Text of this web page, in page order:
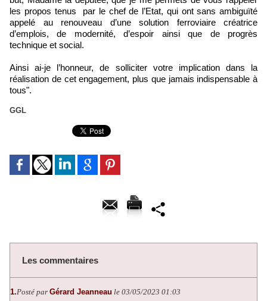
les propos tenus par le chef de l’Etat, qui ont sans ambiguïté
appelé au renouveau d’une solution ferroviaire créatrice
d’emplois, de modernité, d’espoir ainsi que de progrès
technique et social.
Ainsi ai-je l’honneur, de solliciter votre implication dans la
réalisation de cet engagement, plus que jamais indispensable à
tous".
GGL
Les commentaires
1.Posté par Gérard Jeanneau le 03/05/2023 01:03